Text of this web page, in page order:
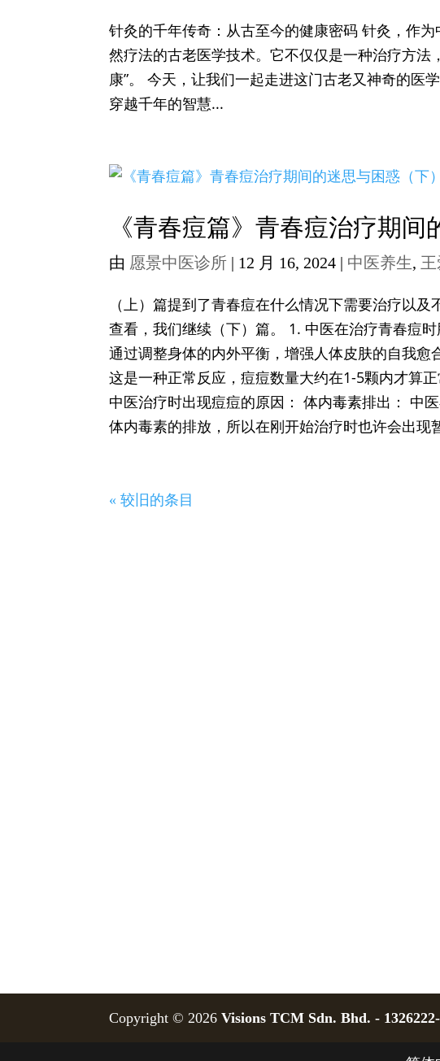
针灸的千年传奇：从古至今的健康密码 针灸，作
然疗法的古老医学技术。它不仅仅是一种治疗方
康”。 今天，让我们一起走进这门古老又神奇的医
穿越千年的智慧...
《青春痘篇》青春痘治疗期
由 愿景中医诊所 | 12 月 16, 2024 | 中医养生,
（上）篇提到了青春痘在什么情况下需要治疗以
查看，我们继续（下）篇。 1. 中医在治疗青春痘
通过调整身体的内外平衡，增强人体皮肤的自我愈
这是一种正常反应，痘痘数量大约在1-5颗内才算
中医治疗时出现痘痘的原因： 体内毒素排出： 中
体内毒素的排放，所以在刚开始治疗时也许会出现
« 较旧的条目
Copyright © 2026Visions TCM Sdn. Bhd. -